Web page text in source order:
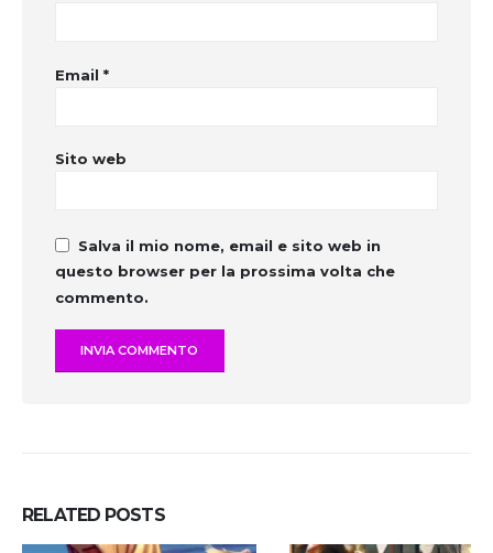
Email *
Sito web
Salva il mio nome, email e sito web in
questo browser per la prossima volta che
commento.
RELATED POSTS